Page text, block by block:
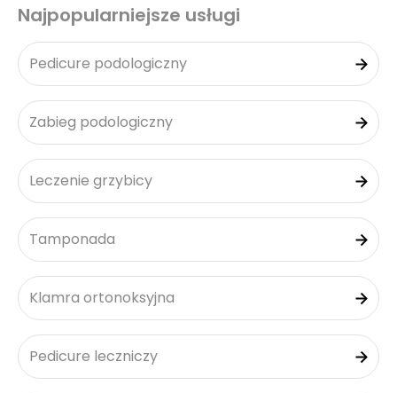
Najpopularniejsze usługi
Pedicure podologiczny
Zabieg podologiczny
Leczenie grzybicy
Tamponada
Klamra ortonoksyjna
Pedicure leczniczy